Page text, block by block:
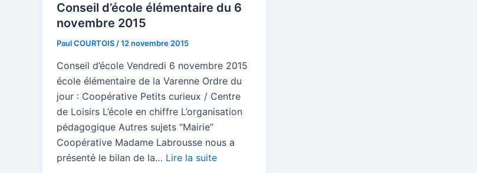
Conseil d’école élémentaire du 6
novembre 2015
Paul COURTOIS /12 novembre 2015
Conseil d’école Vendredi 6 novembre 2015
école élémentaire de la Varenne Ordre du
jour : Coopérative Petits curieux / Centre
de Loisirs L’école en chiffre L’organisation
pédagogique Autres sujets “Mairie”
Coopérative Madame Labrousse nous a
présenté le bilan de la… Lire la suite